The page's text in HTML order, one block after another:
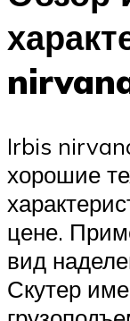
Irbis
хорошие
цене.
вид
Скутер